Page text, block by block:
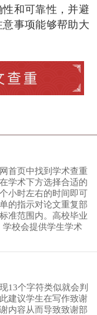
和可靠性，并避
事项能够帮助大
首页中找到学术查重
学术下方选择合适的
小时左右的时间即可
的指示对论文重复部
准范围内。高校毕业
校会提供学生学术
13个字符类似就会判
建议学生在写作致谢
内容从而导致致谢部